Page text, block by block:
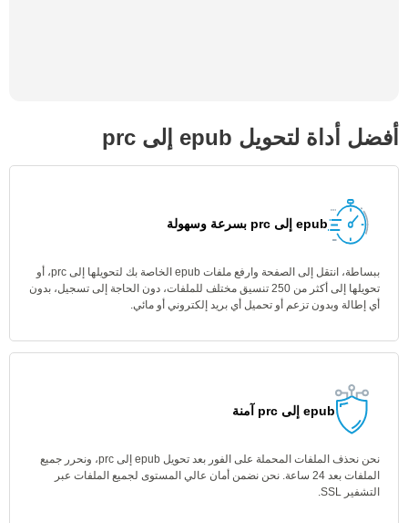
أفضل أداة لتحويل epub إلى prc
epub إلى prc بسرعة وسهولة
ببساطة، انتقل إلى الصفحة وارفع ملفات epub الخاصة بك لتحويلها إلى prc، أو
تحويلها إلى أكثر من 250 تنسيق مختلف للملفات، دون الحاجة إلى تسجيل، بدون
أي إطالة وبدون تزعم أو تحميل أي بريد إلكتروني أو مائي.
epub إلى prc آمنة
نحن نحذف الملفات المحملة على الفور بعد تحويل epub إلى prc، ونحرر جميع
الملفات بعد 24 ساعة. نحن نضمن أمان عالي المستوى لجميع الملفات عبر
التشفير SSL.